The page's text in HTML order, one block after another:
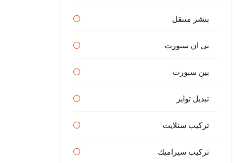
بنشر متنقل
بي ان سبورت
بين سبورت
تبديل تواير
تركيب ستلايت
تركيب سيراميك